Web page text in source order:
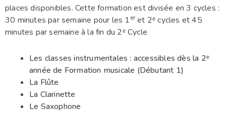
places disponibles. Cette formation est divisée en 3 cycles :
30 minutes par semaine pour les 1eret 2ᵉ cycles et 45
minutes par semaine à la fin du 2ᵉ Cycle
Les classes instrumentales : accessibles dès la 2ᵉ
année de Formation musicale (Débutant 1)
La Flûte
La Clarinette
Le Saxophone